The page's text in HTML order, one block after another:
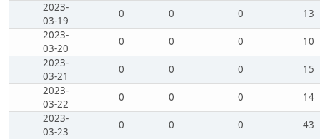
2023-
03-19
0 0 0
13
2023-
03-20
0 0 0
10
2023-
03-21
0 0 0
15
2023-
03-22
0 0 0
14
2023-
03-23
0 0 0
43